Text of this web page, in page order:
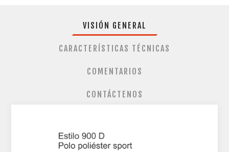
VISIÓN GENERAL
CARACTERÍSTICAS TÉCNICAS
COMENTARIOS
CONTÁCTENOS